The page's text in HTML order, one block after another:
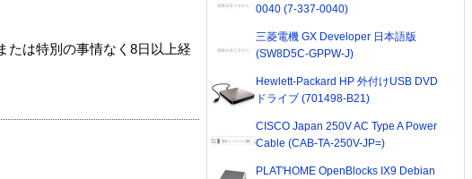
たは特別の事情なく8日以上経
0040 (7-337-0040)
三菱電機 GX Developer 日本語版
(SW8D5C-GPPW-J)
Hewlett-Packard HP 外付けUSB DVD
ドライブ (701498-B21)
CISCO Japan 250V AC Type A Power
Cable (CAB-TA-250V-JP=)
PLAT'HOME OpenBlocks IX9 Debian